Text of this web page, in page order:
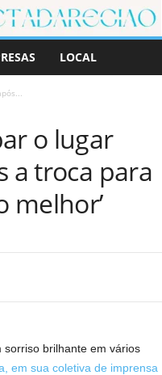
LOCAL
o lugar
a troca para
melhor’
sorriso brilhante em vários
em sua coletiva de imprensa